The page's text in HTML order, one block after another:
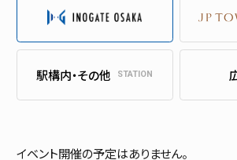
駅構内・その他 STATION
イベント開催の予定はありません。